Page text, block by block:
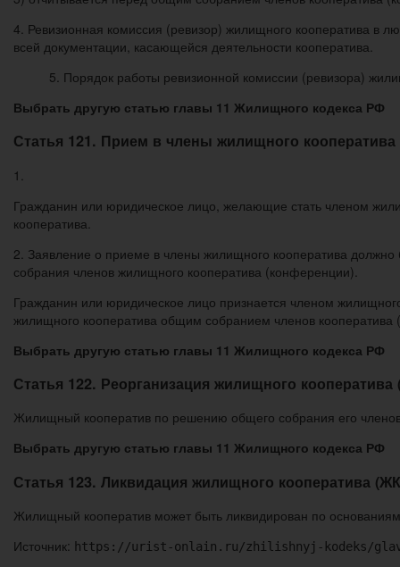
4. Ревизионная комиссия (ревизор) жилищного кооператива в
всей документации, касающейся деятельности кооператива.
5. Порядок работы ревизионной комиссии (ревизора)
Выбрать другую статью главы 11 Жилищного кодекса РФ
Статья 121. Прием в члены жилищного
1.
Гражданин или юридическое лицо, желающие стать членом
кооператива.
2. Заявление о приеме в члены жилищного кооператива
собрания членов жилищного кооператива (конференции).
Гражданин или юридическое лицо признается членом
жилищного кооператива общим собранием членов
Выбрать другую статью главы 11 Жилищного кодекса РФ
Статья 122. Реорганизация жилищного
Жилищный кооператив по решению общего собрания его
Выбрать другую статью главы 11 Жилищного кодекса РФ
Статья 123. Ликвидация жилищного кооператива
Жилищный кооператив может быть ликвидирован по
Источник: https://urist-onlain.ru/zhilishnyj-kodeks/